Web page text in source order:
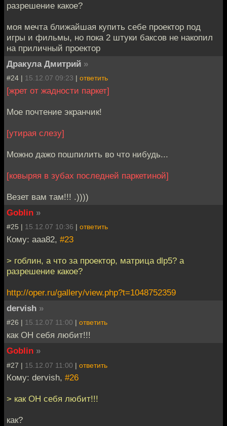
разрешение какое?
моя мечта ближайшая купить себе проектор под
игры и фильмы, но пока 2 штуки баксов не накопил
на приличный проектор
Дракула Дмитрий »
#24 | 15.12.07 09:23 | ответить
[жрет от жадности паркет]
Мое почтение экранчик!
[утирая слезу]
Можно дажо пошпилить во что нибудь...
[ковыряя в зубах последней паркетиной]
Везет вам там!!! .))))
Goblin »
#25 | 15.12.07 10:36 | ответить
Кому: aaa82, #23
> гоблин, а что за проектор, матрица dlp5? а
разрешение какое?
http://oper.ru/gallery/view.php?t=1048752359
dervish »
#26 | 15.12.07 11:00 | ответить
как ОН себя любит!!!
Goblin »
#27 | 15.12.07 11:00 | ответить
Кому: dervish, #26
> как ОН себя любит!!!
как?